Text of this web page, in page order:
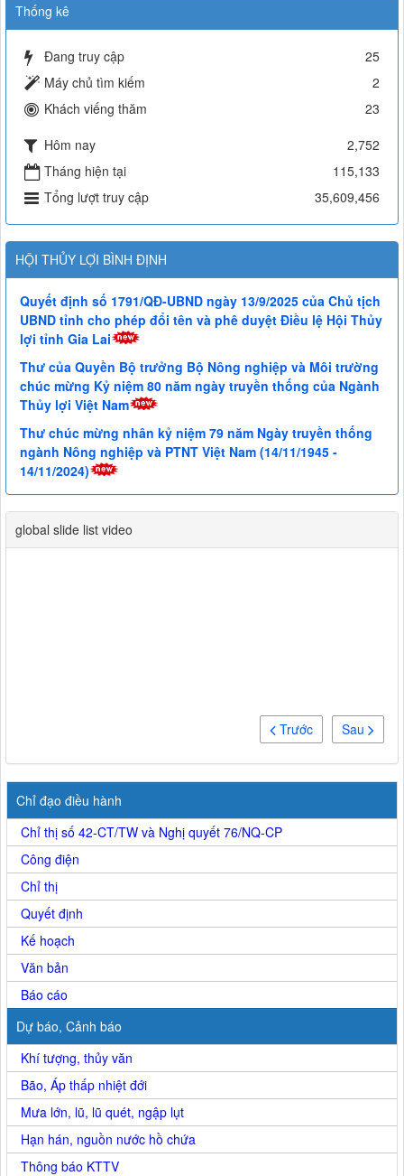
Thống kê
Đang truy cập
25
Máy chủ tìm kiếm
2
Khách viếng thăm
23
Hôm nay
2,752
Tháng hiện tại
115,133
Tổng lượt truy cập
35,609,456
HỘI THỦY LỢI BÌNH ĐỊNH
Quyết định số 1791/QĐ-UBND ngày 13/9/2025 của Chủ tịch
UBND tỉnh cho phép đổi tên và phê duyệt Điều lệ Hội Thủy
lợi tỉnh Gia Lai
Thư của Quyền Bộ trưởng Bộ Nông nghiệp và Môi trường
chúc mừng Kỷ niệm 80 năm ngày truyền thống của Ngành
Thủy lợi Việt Nam
Thư chúc mừng nhân kỷ niệm 79 năm Ngày truyền thống
ngành Nông nghiệp và PTNT Việt Nam (14/11/1945 -
14/11/2024)
global slide list video
Sau
Trước
Chỉ đạo điều hành
Chỉ thị số 42-CT/TW và Nghị quyết 76/NQ-CP
Công điện
Chỉ thị
Quyết định
Kế hoạch
Văn bản
Báo cáo
Dự báo, Cảnh báo
Khí tượng, thủy văn
Bão, Áp thấp nhiệt đới
Mưa lớn, lũ, lũ quét, ngập lụt
Hạn hán, nguồn nước hồ chứa
Thông báo KTTV